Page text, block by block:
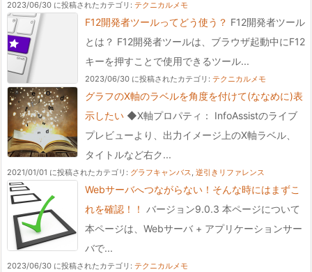
2023/06/30 に投稿されたカテゴリ: テクニカルメモ
F12開発者ツールってどう使う？ F12開発者ツール
とは？ F12開発者ツールは、ブラウザ起動中にF12
キーを押すことで使用できるツール...
2023/06/30 に投稿されたカテゴリ: テクニカルメモ
グラフのX軸のラベルを角度を付けて(ななめに)表
示したい ◆X軸プロパティ： InfoAssistのライブ
プレビューより、出力イメージ上のX軸ラベル、
タイトルなど右ク...
2021/01/01 に投稿されたカテゴリ: グラフキャンバス, 逆引きリファレンス
Webサーバへつながらない！そんな時にはまずこ
れを確認！！ バージョン9.0.3 本ページについて
本ページは、Webサーバ + アプリケーションサー
バで...
2023/06/30 に投稿されたカテゴリ: テクニカルメモ